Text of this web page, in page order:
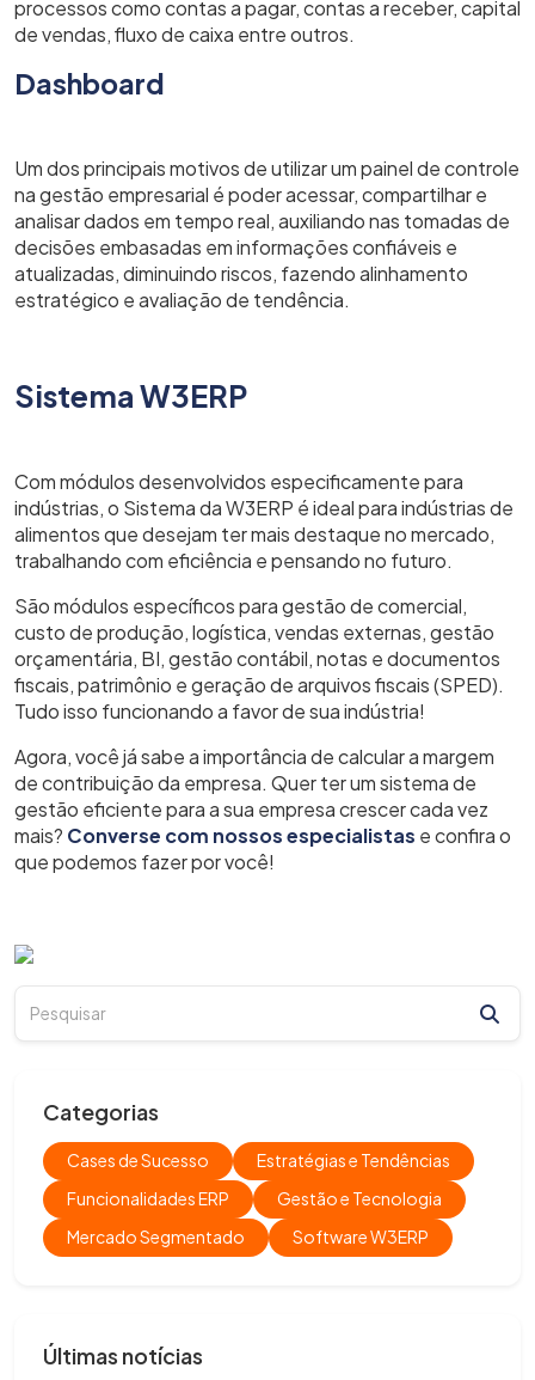
Categorias
Cases de Sucesso
Estratégias e Tendências
Funcionalidades ERP
Gestão e Tecnologia
Mercado Segmentado
Software W3ERP
Últimas notícias
processos como contas a pagar, contas a receber, capital
de vendas, fluxo de caixa entre outros.
Dashboard
Um dos principais motivos de utilizar um painel de controle
na gestão empresarial é poder acessar, compartilhar e
analisar dados em tempo real, auxiliando nas tomadas de
decisões embasadas em informações confiáveis e
atualizadas, diminuindo riscos, fazendo alinhamento
estratégico e avaliação de tendência.
Sistema W3ERP
Com módulos desenvolvidos especificamente para
indústrias, o Sistema da W3ERP é ideal para indústrias de
alimentos que desejam ter mais destaque no mercado,
trabalhando com eficiência e pensando no futuro.
São módulos específicos para gestão de comercial,
custo de produção, logística, vendas externas, gestão
orçamentária, BI, gestão contábil, notas e documentos
fiscais, patrimônio e geração de arquivos fiscais (SPED).
Tudo isso funcionando a favor de sua indústria!
Agora, você já sabe a importância de calcular a margem
de contribuição da empresa. Quer ter um sistema de
gestão eficiente para a sua empresa crescer cada vez
mais? Converse com nossos especialistas e confira o
que podemos fazer por você!